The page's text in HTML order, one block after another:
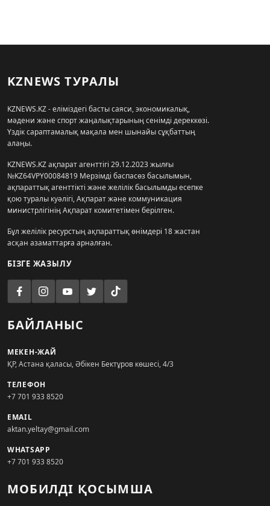
KZNEWS ТУРАЛЫ
KZNEWS.KZ - еліміздегі басты саяси, экономикалық,
мәдени және спорт жаңалықтарының сенімді дереккөзі.
Үздік сараптамалық мақала мен шынайы сұқбаттың
алаңы.
KZNEWS.KZ ақпарат агенттігі 29.12.2023 жылғы
№KZ64VPY00084819 Мерзімді баспасөз басылымын,
ақпараттық агенттікті және желілік басылымды есепке
қою туралы куәлігі, Ақпарат және коммуникация
министрлігінің Ақпарат комитетімен берілген.
Бұл желілік ресурстың ақпараттық өнімдері 18 жастан
асқан азаматтарға арналған.
БІЗГЕ ЖАЗЫЛУ
БАЙЛАНЫС
МЕКЕН-ЖАЙ
ҚР, Астана қаласы, Әбікен Бектұров көшесі, 4/3
ТЕЛЕФОН
+7 701 933 8520
EMAIL
aktan.yeltay@gmail.com
WHATSAPP
+7 701 933 8520
МОБИЛДІ ҚОСЫМША